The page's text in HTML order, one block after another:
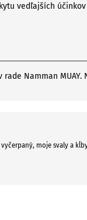
moje svaly a
vedľajších
rade Namman